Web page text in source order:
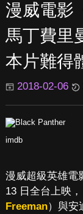
漫威電影
馬丁費里
本片難得
2018-02-06
imdb
漫威超級英雄電
13 日全台上映
Freeman）與安